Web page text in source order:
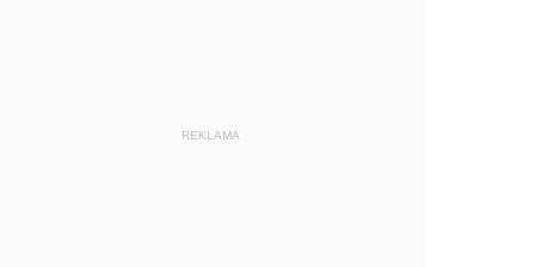
REKLAMA